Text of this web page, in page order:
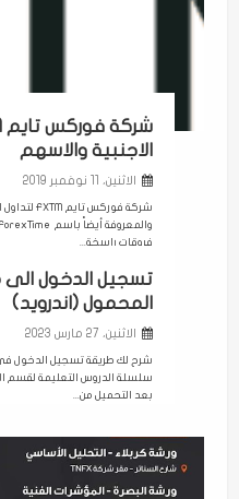
الاجنبية والاسهم
الاثنين، 11 نوفمبر 2019
فروقات راسخة...
المحمول (اندرويد)
الاثنين، 27 مارس 2023
بعد التحميل من...